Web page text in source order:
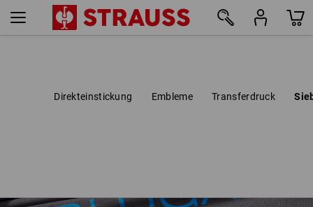
Direkteinstickung Embleme Transferdruck